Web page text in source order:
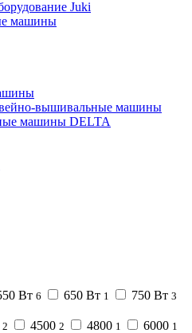
Juki
машины
вышивальные машины
машины DELTA
Вт 6 650 Вт 1 750 Вт 3
2 4500 2 4800 1 6000 1